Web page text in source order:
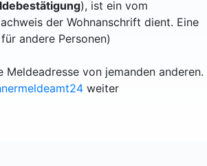
), ist ein vom
der Wohnanschrift dient. Eine
andere Personen)
von jemanden anderen.
weiter